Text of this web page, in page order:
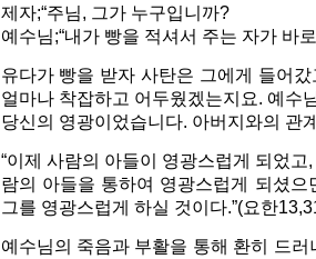
제자;“주님, 그가 누구입니까?
예수님;“내가 빵을 적셔서 주는 자가 바
유다가 빵을 받자 사탄은 그에게 들어
얼마나 착잡하고 어두웠겠는지요. 예수
당신의 영광이었습니다. 아버지와의 관
“이제 사람의 아들이 영광스럽게 되었
람의 아들을 통하여 영광스럽게 되셨
그를 영광스럽게 하실 것이다.”(요한
예수님의 죽음과 부활을 통해 환히 드